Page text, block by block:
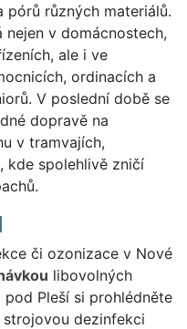
různých materiálů.
v domácnostech,
ale i ve
ordinacích a
V poslední době se
dopravě na
v tramvajích,
kde spolehlivě zničí
či ozonizace v Nové
libovolných
Pleší si prohlédněte
strojovou dezinfekci